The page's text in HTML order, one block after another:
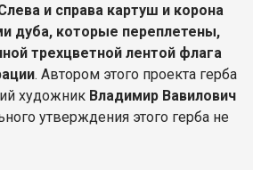
и справа картуш и корона
дуба, которые переплетены,
трехцветной лентой флага
. Автором этого проекта герба
художник Владимир Вавилович
утверждения этого герба не